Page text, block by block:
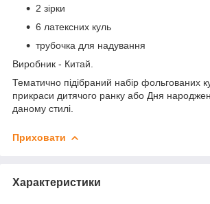
2 зірки
6 латексних куль
трубочка для надування
Виробник - Китай.
Тематично підібраний набір фольгованих
прикраси дитячого ранку або Дня
даному стилі.
Приховати
Характеристики